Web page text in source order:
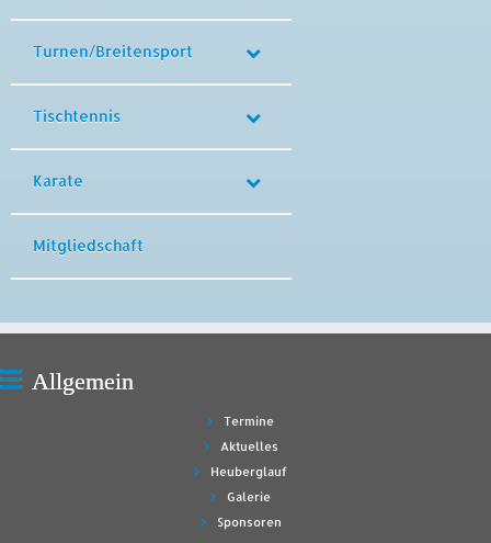
Turnen/Breitensport
Tischtennis
Karate
Mitgliedschaft
Allgemein
Termine
Aktuelles
Heuberglauf
Galerie
Sponsoren